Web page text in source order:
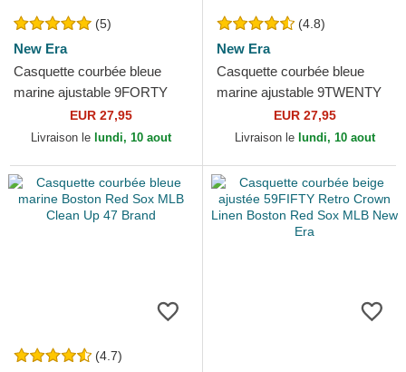
(5)
New Era
Casquette courbée bleue
marine ajustable 9FORTY
The League Boston Red Sox
MLB New Era
EUR 27,95
Livraison le lundi, 10 aout
(4.8)
New Era
Casquette courbée bleue
marine ajustable 9TWENTY
Core Classic Boston Red
Sox MLB New Era
EUR 27,95
Livraison le lundi, 10 aout
(4.7)